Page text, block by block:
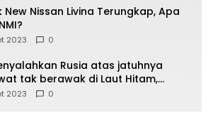
New Nissan Livina Terungkap, Apa
2023 0
Rusia atas jatuhnya
tak berawak di Laut Hitam,
menyangkal
2023 0